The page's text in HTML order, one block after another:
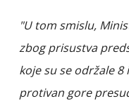
"U tom smislu,
zbog prisustva
koje su se održale
protivan gore